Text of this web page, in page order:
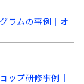
ラムの事例│オ
ップ研修事例│